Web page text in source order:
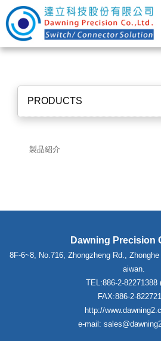
PRODUCTS
製品紹介
Dawning Precision
8F-6~8, No.716, Zhongzheng Rd.,
aiwan.
TEL:886-2-82271388
FAX:886-2-
http://
e-mail: